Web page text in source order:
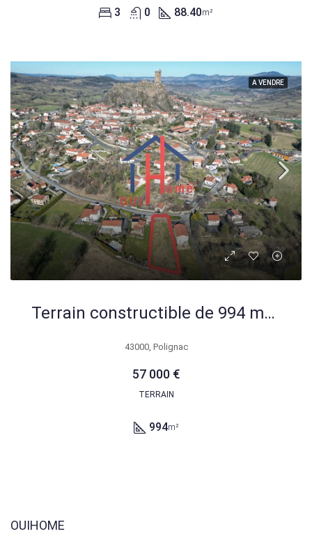
3 0 88.40m²
A VENDRE
Terrain constructible de 994 m² à Polignac en vente – Opportunité immobilière
43000, Polignac
57 000 €
TERRAIN
994m²
OUIHOME